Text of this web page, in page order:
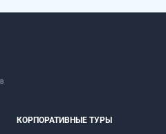
КОРПОРАТИВНЫЕ ТУРЫ